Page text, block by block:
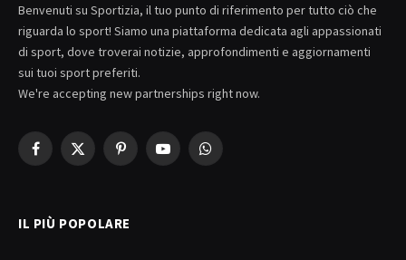
Benvenuti su Sportizia, il tuo punto di riferimento per tutto ciò che
riguarda lo sport! Siamo una piattaforma dedicata agli appassionati
di sport, dove troverai notizie, approfondimenti e aggiornamenti
sui tuoi sport preferiti.
We're accepting new partnerships right now.
Facebook
X
PinterestYouTubeWhatsApp
IL PIÙ POPOLARE